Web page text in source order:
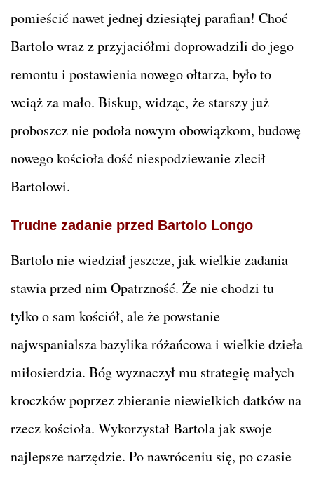
pomieścić nawet jednej dziesiątej parafian! Choć
Bartolo wraz z przyjaciółmi doprowadzili do jego
remontu i postawienia nowego ołtarza, było to
wciąż za mało. Biskup, widząc, że starszy już
proboszcz nie podoła nowym obowiązkom, budowę
nowego kościoła dość niespodziewanie zlecił
Bartolowi.
Trudne zadanie przed Bartolo Longo
Bartolo nie wiedział jeszcze, jak wielkie zadania
stawia przed nim Opatrzność. Że nie chodzi tu
tylko o sam kościół, ale że powstanie
najwspanialsza bazylika różańcowa i wielkie dzieła
miłosierdzia. Bóg wyznaczył mu strategię małych
kroczków poprzez zbieranie niewielkich datków na
rzecz kościoła. Wykorzystał Bartola jak swoje
najlepsze narzędzie. Po nawróceniu się, po czasie